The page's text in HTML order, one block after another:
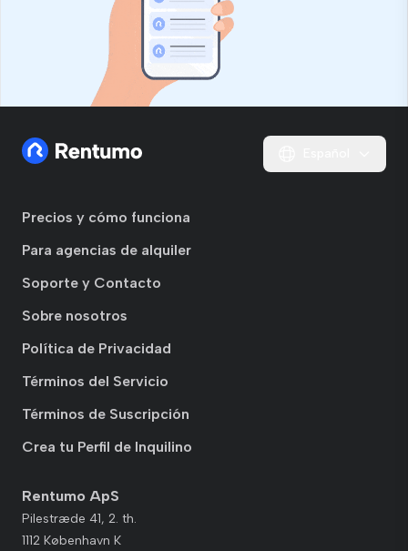
Precios y cómo funciona
Para agencias de alquiler
Soporte y Contacto
Sobre nosotros
Política de Privacidad
Términos del Servicio
Términos de Suscripción
Crea tu Perfil de Inquilino
Rentumo ApS
Pilestræde 41, 2. th.
1112 København K